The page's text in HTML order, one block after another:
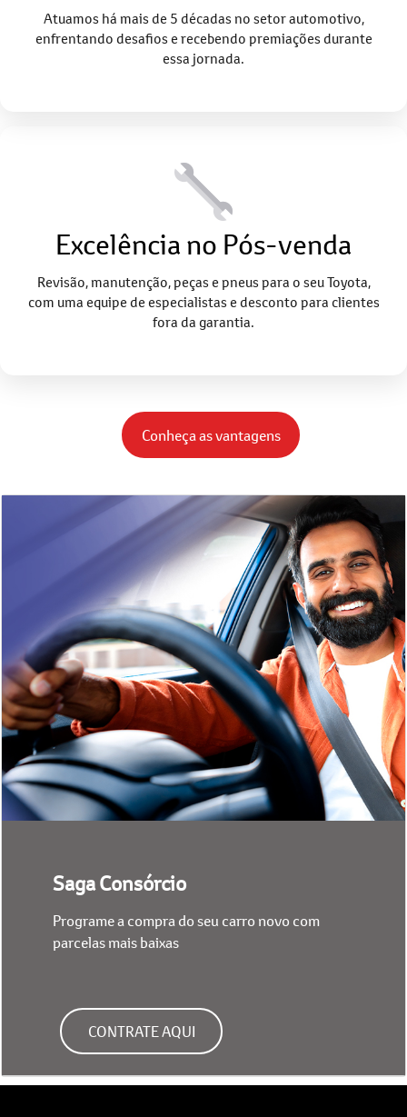
Atuamos há mais de 5 décadas no setor automotivo,
enfrentando desafios e recebendo premiações durante
essa jornada.
Excelência no Pós-venda
Revisão, manutenção, peças e pneus para o seu Toyota,
com uma equipe de especialistas e desconto para clientes
fora da garantia.
Conheça as vantagens
Saga Consórcio
Programe a compra do seu carro novo com
parcelas mais baixas
CONTRATE AQUI